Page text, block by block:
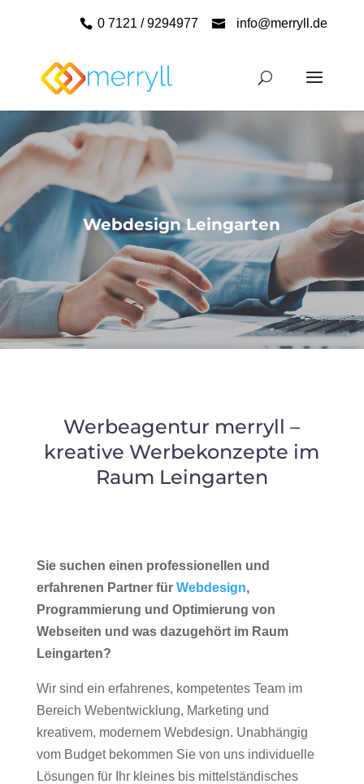
0 7121 / 9294977 info@merryll.de
Webdesign Leingarten
Werbeagentur merryll –
kreative Werbekonzepte im
Raum Leingarten
Sie suchen einen professionellen und
erfahrenen Partner für Webdesign,
Programmierung und Optimierung von
Webseiten und was dazugehört im Raum
Leingarten?
Wir sind ein erfahrenes, kompetentes Team im
Bereich Webentwicklung, Marketing und
kreativem, modernem Webdesign. Unabhängig
vom Budget bekommen Sie von uns individuelle
Lösungen für Ihr kleines bis mittelständisches